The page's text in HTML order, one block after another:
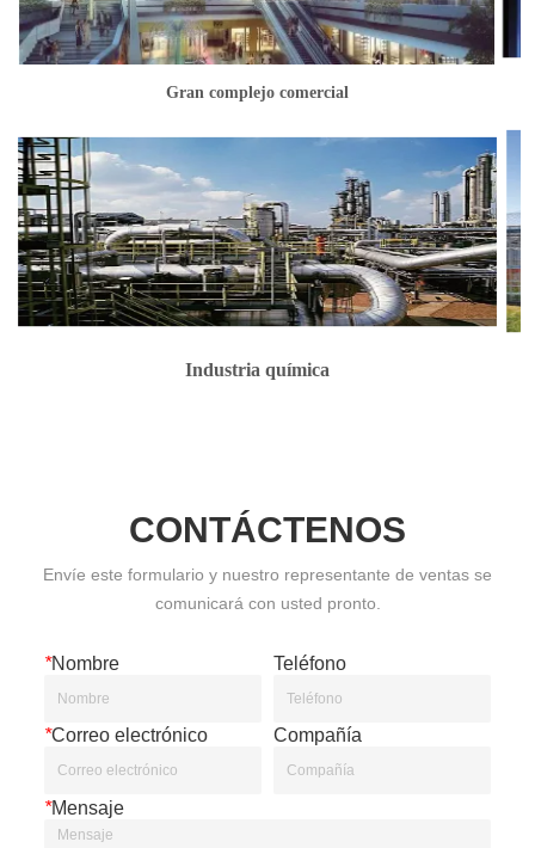
CONTÁCTENOS
Envíe este formulario y nuestro representante de ventas se
comunicará con usted pronto.
*Nombre Teléfono
*Correo electrónico Compañía
*Mensaje